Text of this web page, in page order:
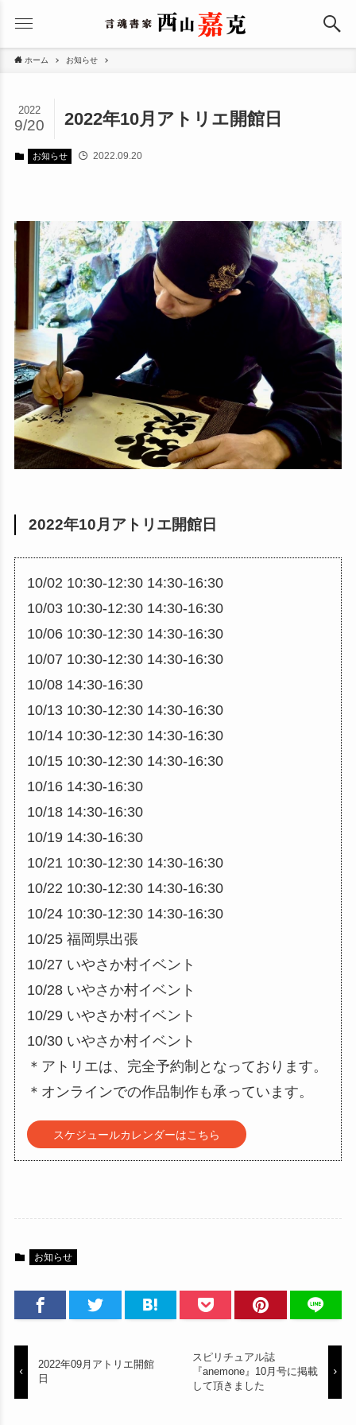
ホーム お知らせ
2022年10月アトリエ開館日
2022
9/20
お知らせ 2022.09.20
2022年10月アトリエ開館日
10/02 10:30-12:30 14:30-16:30
10/03 10:30-12:30 14:30-16:30
10/06 10:30-12:30 14:30-16:30
10/07 10:30-12:30 14:30-16:30
10/08 14:30-16:30
10/13 10:30-12:30 14:30-16:30
10/14 10:30-12:30 14:30-16:30
10/15 10:30-12:30 14:30-16:30
10/16 14:30-16:30
10/18 14:30-16:30
10/19 14:30-16:30
10/21 10:30-12:30 14:30-16:30
10/22 10:30-12:30 14:30-16:30
10/24 10:30-12:30 14:30-16:30
10/25 福岡県出張
10/27 いやさか村イベント
10/28 いやさか村イベント
10/29 いやさか村イベント
10/30 いやさか村イベント
＊アトリエは、完全予約制となっております。
＊オンラインでの作品制作も承っています。
スケジュールカレンダーはこちら
お知らせ
2022年09月アトリエ開館
日
スピリチュアル誌
『anemone』10月号に掲載
して頂きました